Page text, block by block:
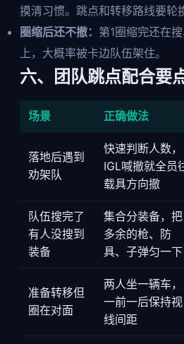
摸清习惯。跳点和转移路线要轮
圈缩后还不撤： 第1圈缩完还在
上，大概率被卡边队伍架住。
六、团队跳点配合要
场景 正确做法
落地后遇到
劝架队
快速判断人数，
IGL喊撤就全员
载具方向撤
队伍搜完了
有人没搜到
装备
集合分装备，把
多余的枪、防
具、子弹匀一下
准备转移但
圈在对面
两人坐一辆车，
一前一后保持视
线间距